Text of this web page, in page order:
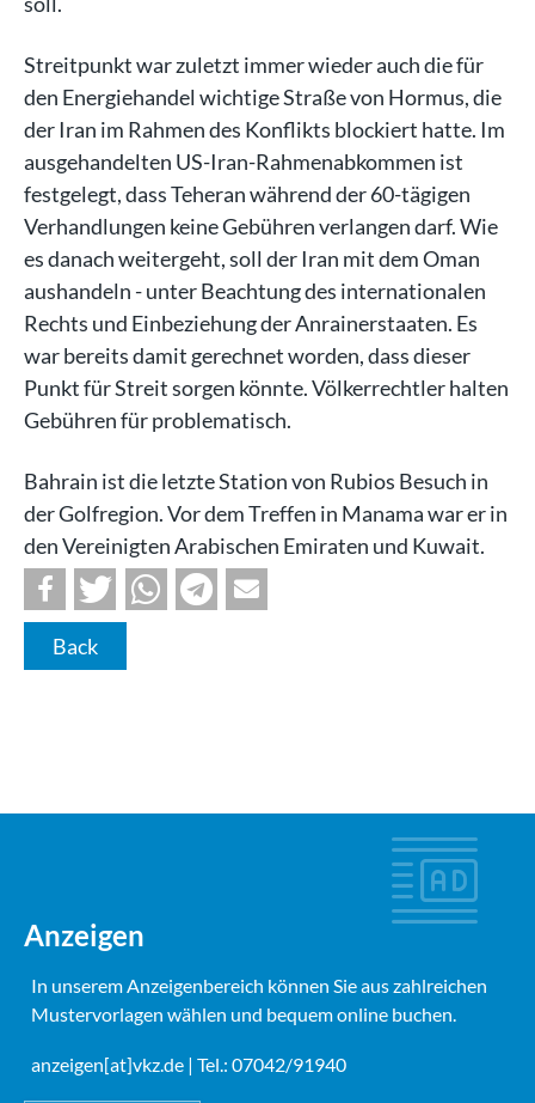
Streitpunkt war zuletzt immer wieder auch die für
den Energiehandel wichtige Straße von Hormus, die
der Iran im Rahmen des Konflikts blockiert hatte. Im
ausgehandelten US-Iran-Rahmenabkommen ist
festgelegt, dass Teheran während der 60-tägigen
Verhandlungen keine Gebühren verlangen darf. Wie
es danach weitergeht, soll der Iran mit dem Oman
aushandeln - unter Beachtung des internationalen
Rechts und Einbeziehung der Anrainerstaaten. Es
war bereits damit gerechnet worden, dass dieser
Punkt für Streit sorgen könnte. Völkerrechtler halten
Gebühren für problematisch.
Bahrain ist die letzte Station von Rubios Besuch in
der Golfregion. Vor dem Treffen in Manama war er in
den Vereinigten Arabischen Emiraten und Kuwait.
Back
Anzeigen
In unserem Anzeigenbereich können Sie aus zahlreichen
Mustervorlagen wählen und bequem online buchen.
anzeigen[at]vkz.de | Tel.: 07042/91940